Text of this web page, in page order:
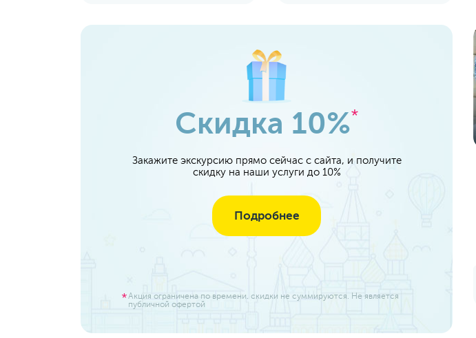
Скидка 10%*
Закажите экскурсию прямо сейчас с сайта, и получите
скидку на наши услуги до 10%
Подробнее
Акция ограничена по времени. скидки не суммируются. Не является
публичной офертой